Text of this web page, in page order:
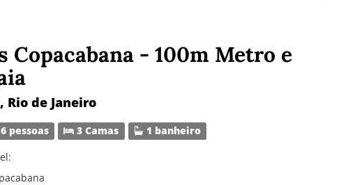
Copacabana - 100m Metro e
Rio de Janeiro
6 pessoas 3 Camas 1 banheiro